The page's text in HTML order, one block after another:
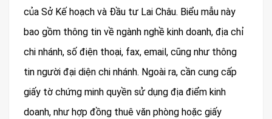
của Sở Kế hoạch và Đầu tư Lai Châu. Biểu mẫu này
bao gồm thông tin về ngành nghề kinh doanh, địa chỉ
chi nhánh, số điện thoại, fax, email, cũng như thông
tin người đại diện chi nhánh. Ngoài ra, cần cung cấp
giấy tờ chứng minh quyền sử dụng địa điểm kinh
doanh, như hợp đồng thuê văn phòng hoặc giấy